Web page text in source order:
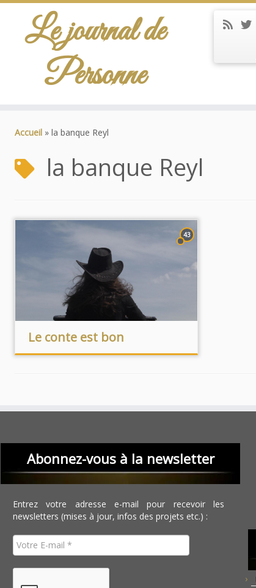
Le journal de
Personne
Accueil » la banque Reyl
la banque Reyl
43
Le conte est bon
Abonnez-vous à la newsletter
Entrez votre adresse e-mail pour recevoir les
newsletters (mises à jour, infos des projets etc.) :